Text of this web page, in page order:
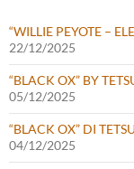
“WILLIE PEYOTE –
22/12/2025
“BLACK OX” BY
05/12/2025
“BLACK OX” DI
04/12/2025